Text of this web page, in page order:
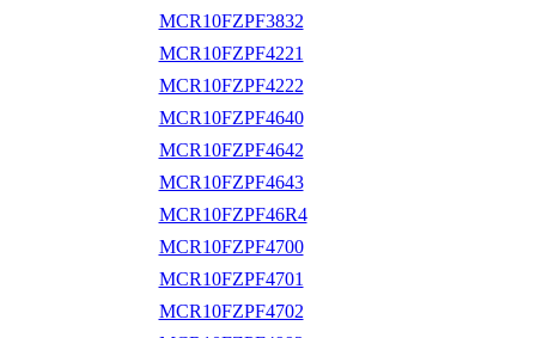
MCR10FZPF3832
MCR10FZPF4221
MCR10FZPF4222
MCR10FZPF4640
MCR10FZPF4642
MCR10FZPF4643
MCR10FZPF46R4
MCR10FZPF4700
MCR10FZPF4701
MCR10FZPF4702